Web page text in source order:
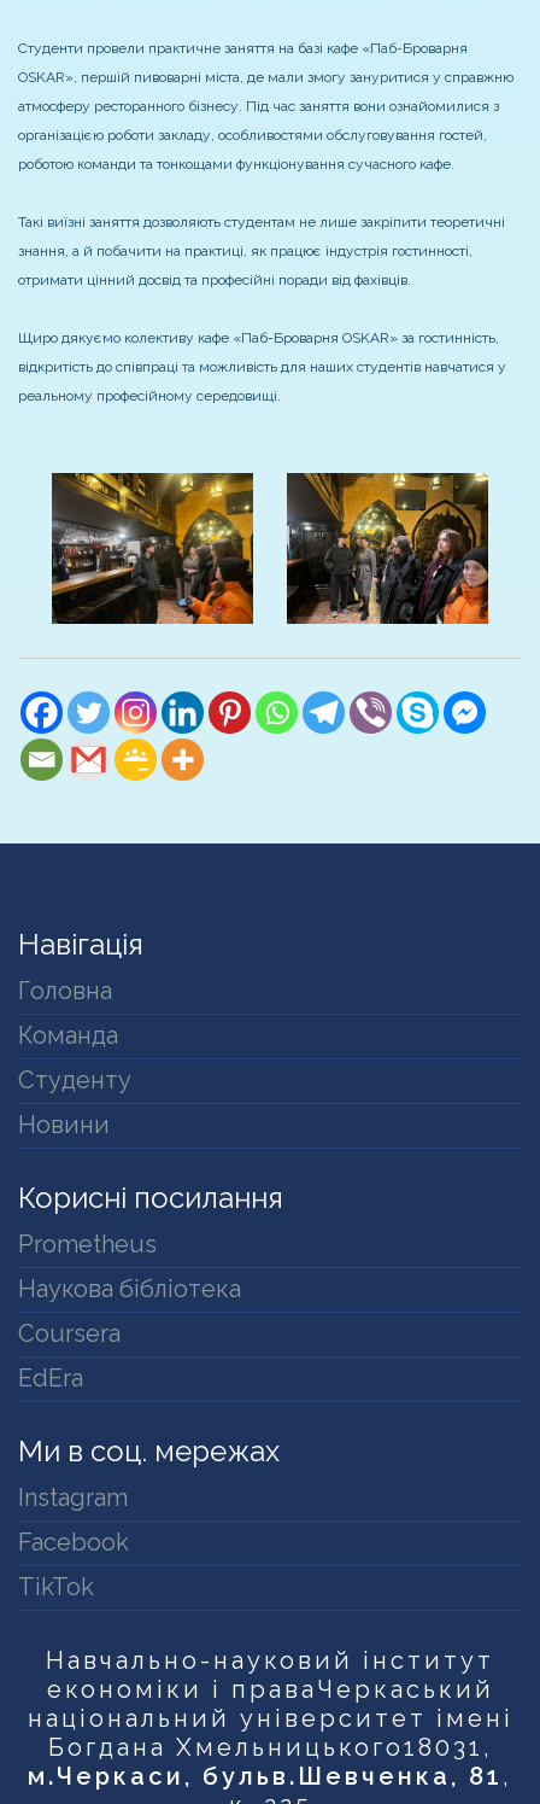
Студенти провели практичне заняття на базі кафе «Паб-Броварня
OSKAR», першій пивоварні міста, де мали змогу зануритися у справжню
атмосферу ресторанного бізнесу. Під час заняття вони ознайомилися з
організацією роботи закладу, особливостями обслуговування гостей,
роботою команди та тонкощами функціонування сучасного кафе.
Такі виїзні заняття дозволяють студентам не лише закріпити теоретичні
знання, а й побачити на практиці, як працює індустрія гостинності,
отримати цінний досвід та професійні поради від фахівців.
Щиро дякуємо колективу кафе «Паб-Броварня OSKAR» за гостинність,
відкритість до співпраці та можливість для наших студентів навчатися у
реальному професійному середовищі.
Навігація
Головна
Команда
Студенту
Новини
Корисні посилання
Prometheus
Наукова бібліотека
Coursera
EdEra
Ми в соц. мережах
Instagram
Facebook
TikTok
Навчально-науковий інститут
економіки і права Черкаський
національний університет імені
Богдана Хмельницького18031,
м.Черкаси, бульв.Шевченка, 81 ,